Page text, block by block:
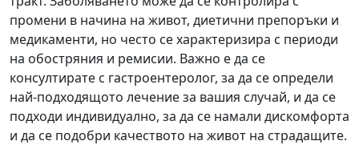
промени в начина на живот, диетични препоръки и
медикаменти, но често се характеризира с периоди
на обостряния и ремисии. Важно е да се
консултирате с гастроентеролог, за да се определи
най-подходящото лечение за вашия случай, и да се
подходи индивидуално, за да се намали дискомфорта
и да се подобри качеството на живот на страдащите.